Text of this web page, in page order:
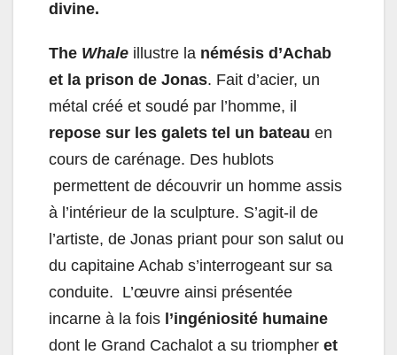
divine.
The Whale illustre la némésis d’Achab
et la prison de Jonas. Fait d’acier, un
métal créé et soudé par l’homme, il
repose sur les galets tel un bateau en
cours de carénage. Des hublots
permettent de découvrir un homme assis
à l’intérieur de la sculpture. S’agit-il de
l’artiste, de Jonas priant pour son salut ou
du capitaine Achab s’interrogeant sur sa
conduite. L’œuvre ainsi présentée
incarne à la fois l’ingéniosité humaine
dont le Grand Cachalot a su triompher et